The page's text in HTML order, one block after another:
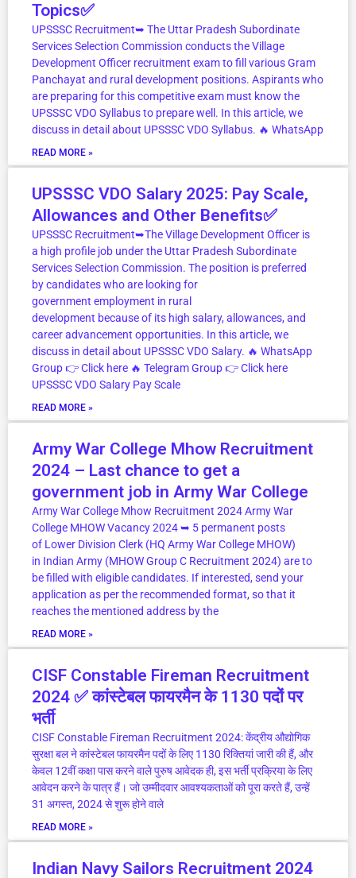
Topics✅
UPSSSC Recruitment➥ The Uttar Pradesh Subordinate
Services Selection Commission conducts the Village
Development Officer recruitment exam to fill various Gram
Panchayat and rural development positions. Aspirants who
are preparing for this competitive exam must know the
UPSSSC VDO Syllabus to prepare well. In this article, we
discuss in detail about UPSSSC VDO Syllabus. 🔥 WhatsApp
READ MORE »
UPSSSC VDO Salary 2025: Pay Scale,
Allowances and Other Benefits✅
UPSSSC Recruitment➥The Village Development Officer is
a high profile job under the Uttar Pradesh Subordinate
Services Selection Commission. The position is preferred
by candidates who are looking for
government employment in rural
development because of its high salary, allowances, and
career advancement opportunities. In this article, we
discuss in detail about UPSSSC VDO Salary. 🔥 WhatsApp
Group 👉 Click here ‎️‍🔥 Telegram Group 👉 Click here
UPSSSC VDO Salary Pay Scale
READ MORE »
Army War College Mhow Recruitment
2024 – Last chance to get a
government job in Army War College
Army War College Mhow Recruitment 2024 Army War
College MHOW Vacancy 2024 ➥ 5 permanent posts
of Lower Division Clerk (HQ Army War College MHOW)
in Indian Army (MHOW Group C Recruitment 2024) are to
be filled with eligible candidates. If interested, send your
application as per the recommended format, so that it
reaches the mentioned address by the
READ MORE »
CISF Constable Fireman Recruitment
2024 ✅ कांस्टेबल फायरमैन के 1130 पदों पर
भर्ती
CISF Constable Fireman Recruitment 2024: केंद्रीय औद्योगिक
सुरक्षा बल ने कांस्टेबल फायरमैन पदों के लिए 1130 रिक्तियां जारी की हैं, और
केवल 12वीं कक्षा पास करने वाले पुरुष आवेदक ही, इस भर्ती प्रक्रिया के लिए
आवेदन करने के पात्र हैं। जो उम्मीदवार आवश्यकताओं को पूरा करते हैं, उन्हें
31 अगस्त, 2024 से शुरू होने वाले
READ MORE »
Indian Navy Sailors Recruitment 2024